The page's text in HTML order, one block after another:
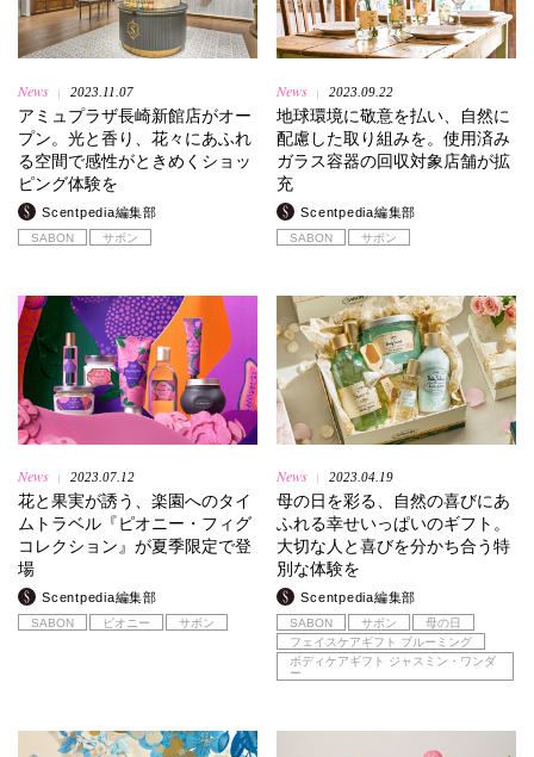
News | 2023.11.07
アミュプラザ長崎新館店がオー
プン。光と香り、花々にあふれ
る空間で感性がときめくショッ
ピング体験を
Scentpedia編集部
SABON サボン
News | 2023.09.22
地球環境に敬意を払い、自然に
配慮した取り組みを。使用済み
ガラス容器の回収対象店舗が拡
充
Scentpedia編集部
SABON サボン
News 2023.07.12
花と果実が誘う、楽園へのタイ
ムトラベル『ピオニー・フィグ
コレクション』が夏季限定で登
場
Scentpedia編集部
SABON ピオニー サボン
News 2023.04.19
母の日を彩る、自然の喜びにあ
ふれる幸せいっぱいのギフト。
大切な人と喜びを分かち合う特
別な体験を
Scentpedia編集部
SABON サボン
母の日
フェイスケアギフト ブルーミング
ボディケアギフト ジャスミン・ワンダ
ー